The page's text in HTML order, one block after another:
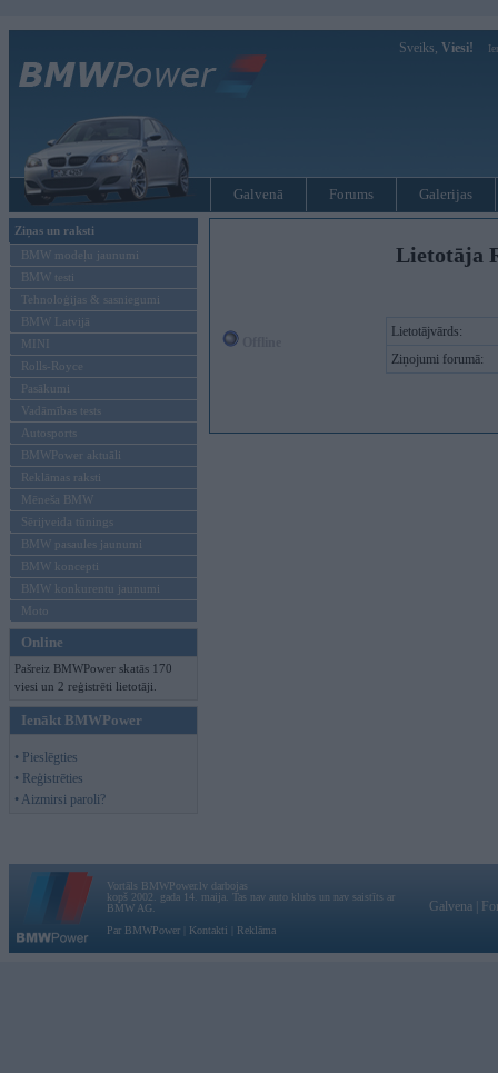
Sveiks, Viesi!
Galvenā Forums Galerijas
Ziņas un raksti
BMW modeļu jaunumi
BMW testi
Tehnoloģijas & sasniegumi
BMW Latvijā
MINI
Rolls-Royce
Pasākumi
Vadāmības tests
Autosports
BMWPower aktuāli
Reklāmas raksti
Mēneša BMW
Sērijveida tūnings
BMW pasaules jaunumi
BMW koncepti
BMW konkurentu jaunumi
Moto
Online
Pašreiz BMWPower skatās 170
viesi un 2 reģistrēti lietotāji.
Ienākt BMWPower
• Pieslēgties
• Reģistrēties
• Aizmirsi paroli?
Lietotāja
Lietotājvārds:
Ziņojumi forumā:
Vortāls BMWPower.lv darbojas
kopš 2002. gada 14. maija. Tas nav auto klubs un nav saistīts ar
BMW AG.
Par BMWPower
Kontakti Reklāma
Galvena